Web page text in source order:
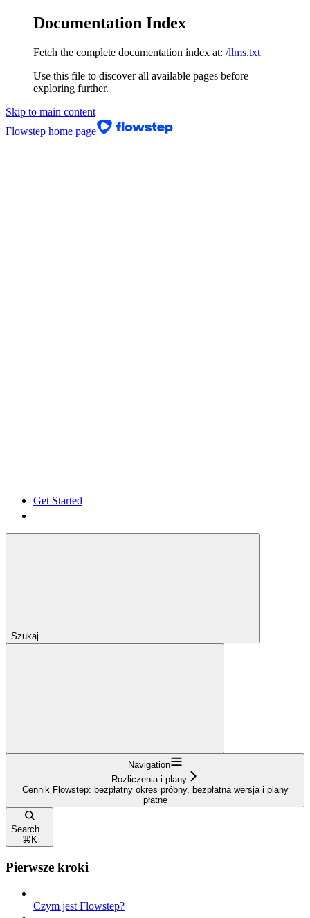
Documentation Index
Fetch the complete documentation index at: /llms.txt
Use this file to discover all available pages before
exploring further.
Skip to main content
Flowstep home page
Get Started
Szukaj...
Navigation
Rozliczenia i plany
Cennik Flowstep: bezpłatny okres próbny, bezpłatna wersja i plany
płatne
Search...
⌘ K
Pierwsze kroki
Czym jest Flowstep?